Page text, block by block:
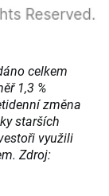
celkem
1,3 %
změna
starších
využili
Zdroj: